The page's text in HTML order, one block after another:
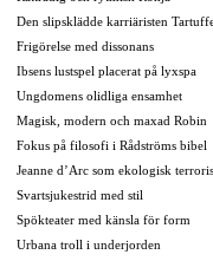
Den slipsklädde karriäristen
Frigörelse med dissonans
Ibsens lustspel placerat på lyxspa
Ungdomens olidliga ensamhet
Magisk, modern och maxad Robin
Fokus på filosofi i Rådströms bibel
Jeanne d’Arc som ekologisk
Svartsjukestrid med stil
Spökteater med känsla för form
Urbana troll i underjorden